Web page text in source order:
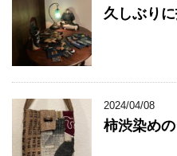
久しぶり
2024/04/08
柿渋染め